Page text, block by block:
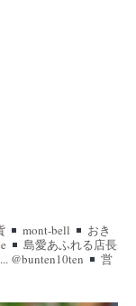
mont-bell
おき
島愛あふれる店長
@bunten10ten
営